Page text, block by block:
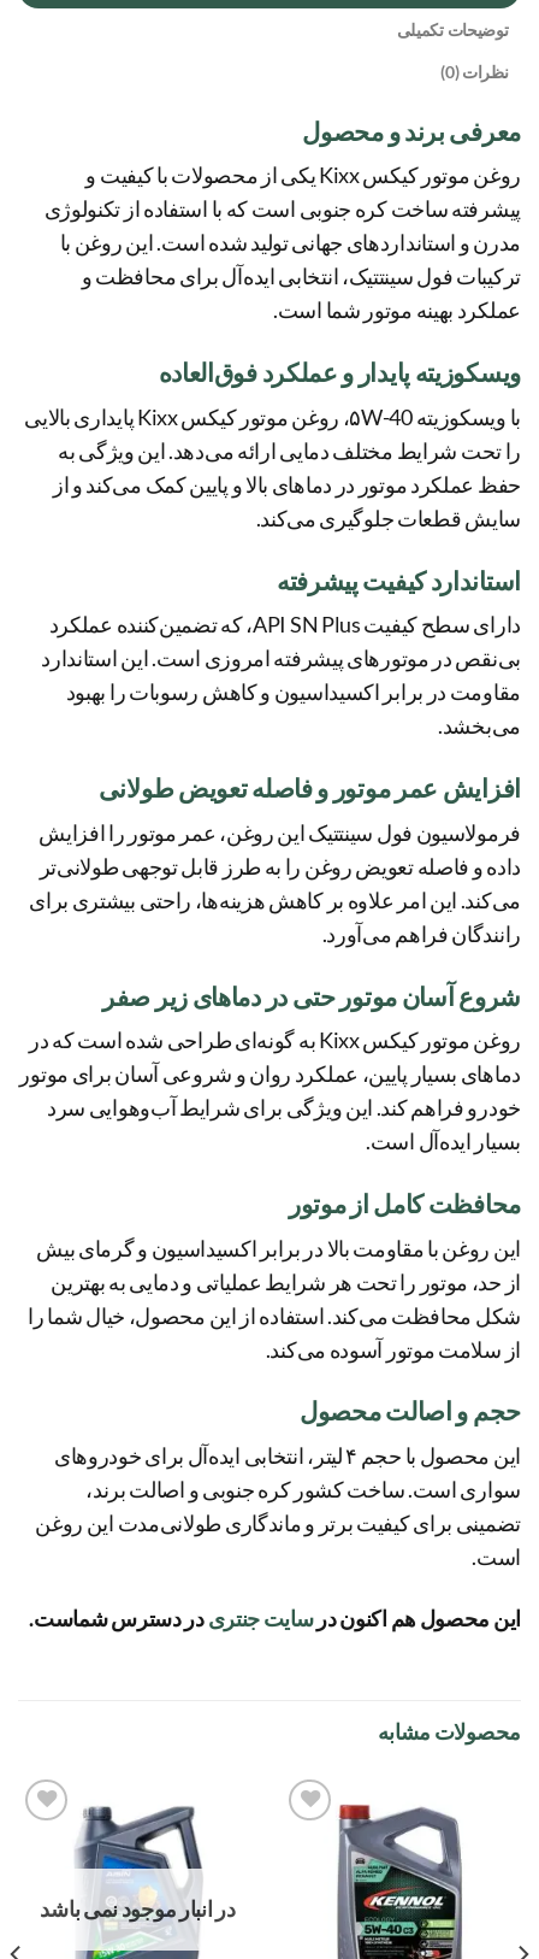
توضیحات تکمیلی
نظرات (0)
معرفی برند و محصول
روغن موتور کیکس Kixx یکی از محصولات با کیفیت و
پیشرفته ساخت کره جنوبی است که با استفاده از تکنولوژی
مدرن و استانداردهای جهانی تولید شده است. این روغن با
ترکیبات فول سینتتیک، انتخابی ایده‌آل برای محافظت و
عملکرد بهینه موتور شما است.
ویسکوزیته پایدار و عملکرد فوق‌العاده
با ویسکوزیته ۵W-40، روغن موتور کیکس Kixx پایداری بالایی
را تحت شرایط مختلف دمایی ارائه می‌دهد. این ویژگی به
حفظ عملکرد موتور در دماهای بالا و پایین کمک می‌کند و از
سایش قطعات جلوگیری می‌کند.
استاندارد کیفیت پیشرفته
دارای سطح کیفیت API SN Plus، که تضمین‌کننده عملکرد
بی‌نقص در موتورهای پیشرفته امروزی است. این استاندارد
مقاومت در برابر اکسیداسیون و کاهش رسوبات را بهبود
می‌بخشد.
افزایش عمر موتور و فاصله تعویض طولانی
فرمولاسیون فول سینتتیک این روغن، عمر موتور را افزایش
داده و فاصله تعویض روغن را به طرز قابل توجهی طولانی‌تر
می‌کند. این امر علاوه بر کاهش هزینه‌ها، راحتی بیشتری برای
رانندگان فراهم می‌آورد.
شروع آسان موتور حتی در دماهای زیر صفر
روغن موتور کیکس Kixx به گونه‌ای طراحی شده است که در
دماهای بسیار پایین، عملکرد روان و شروعی آسان برای موتور
خودرو فراهم کند. این ویژگی برای شرایط آب‌و‌هوایی سرد
بسیار ایده‌آل است.
محافظت کامل از موتور
این روغن با مقاومت بالا در برابر اکسیداسیون و گرمای بیش
از حد، موتور را تحت هر شرایط عملیاتی و دمایی به بهترین
شکل محافظت می‌کند. استفاده از این محصول، خیال شما را
از سلامت موتور آسوده می‌کند.
حجم و اصالت محصول
این محصول با حجم ۴ لیتر، انتخابی ایده‌آل برای خودروهای
سواری است. ساخت کشور کره جنوبی و اصالت برند،
تضمینی برای کیفیت برتر و ماندگاری طولانی‌مدت این روغن
است.
این محصول هم اکنون درسایت جنتریدر دسترس شماست.
محصولات مشابه
ها
در انبار موجود نمی باشد